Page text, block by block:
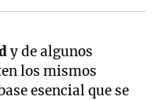
y de algunos
los mismos
esencial que se